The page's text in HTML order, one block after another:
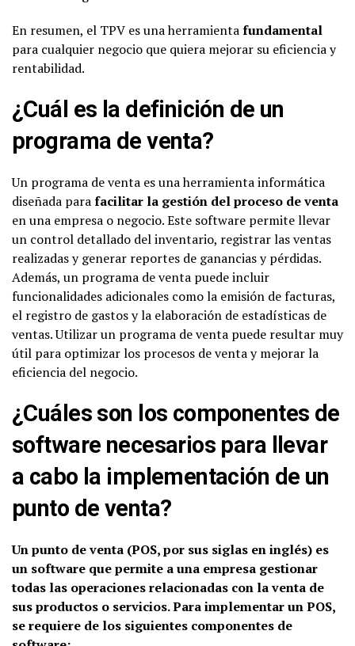
En resumen, el TPV es una herramientafundamental
para cualquier negocio que quiera mejorar su eficiencia y
rentabilidad.
¿Cuál es la definición de un
programa de venta?
Un programa de venta es una herramienta informática
diseñada parafacilitar la gestión del proceso de venta
en una empresa o negocio. Este software permite llevar
un control detallado del inventario, registrar las ventas
realizadas y generar reportes de ganancias y pérdidas.
Además, un programa de venta puede incluir
funcionalidades adicionales como la emisión de facturas,
el registro de gastos y la elaboración de estadísticas de
ventas. Utilizar un programa de venta puede resultar muy
útil para optimizar los procesos de venta y mejorar la
eficiencia del negocio.
¿Cuáles son los componentes de
software necesarios para llevar
a cabo la implementación de un
punto de venta?
Un punto de venta (POS, por sus siglas en inglés) es
un software que permite a una empresa gestionar
todas las operaciones relacionadas con la venta de
sus productos o servicios. Para implementar un POS,
se requiere de los siguientes componentes de